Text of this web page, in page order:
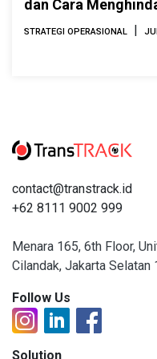
dan Cara
STRATEGI OPERASIONAL |
contact@transtrack.id
+62 8111 9002 999
Menara 165, 6th Floor,
Cilandak, Jakarta
Follow Us
Solution